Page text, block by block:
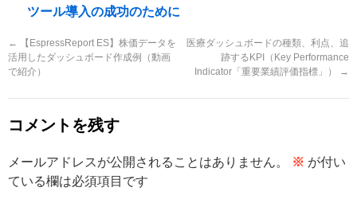
ツール導入の成功のために
←
【EspressReport ES】株価データを
活用したダッシュボード作成例（動画
で紹介）
医療ダッシュボードの種類、利点、追
跡するKPI（Key Performance
Indicator「重要業績評価指標」）
→
コメントを残す
メールアドレスが公開されることはありません。 ※ が付い
ている欄は必須項目です